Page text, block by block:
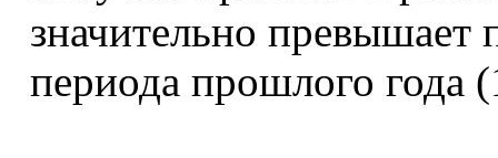
значительно превышает
периода прошлого года